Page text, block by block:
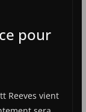
pour
Reeves vient